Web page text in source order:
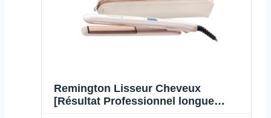
Remington Lisseur Cheveux
[Résultat Professionnel longue